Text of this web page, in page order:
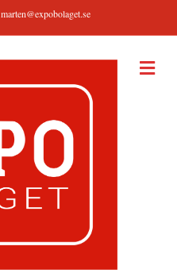
marten@expobolaget.se
M
E